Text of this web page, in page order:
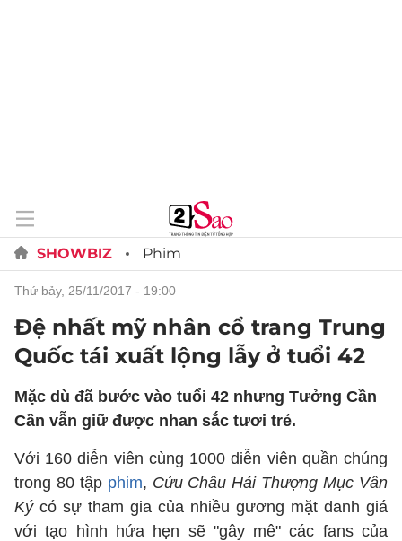
SHOWBIZ Phim
thứ bảy, 25/11/2017 - 19:00
Đệ nhất mỹ nhân cổ trang Trung
Quốc tái xuất lộng lẫy ở tuổi 42
Mặc dù đã bước vào tuổi 42 nhưng Tưởng Cần
Cần vẫn giữ được nhan sắc tươi trẻ.
Với 160 diễn viên cùng 1000 diễn viên quần chúng
trong 80 tập phim, Cửu Châu Hải Thượng Mục Vân
Kýcó sự tham gia của nhiều gương mặt danh giá
với tạo hình hứa hẹn sẽ "gây mê" các fans của